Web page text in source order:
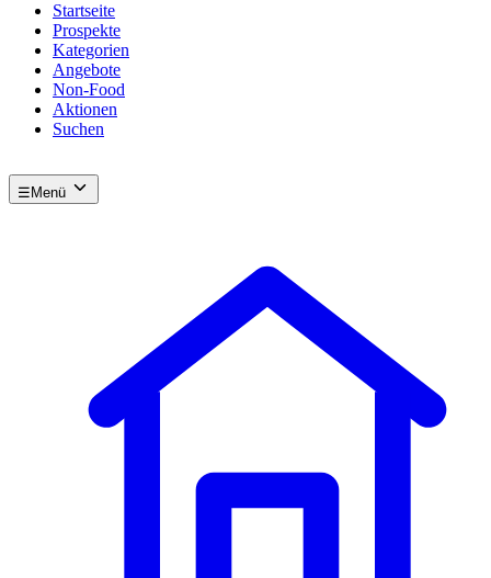
Startseite
Prospekte
Kategorien
Angebote
Non-Food
Aktionen
Suchen
☰ Menü